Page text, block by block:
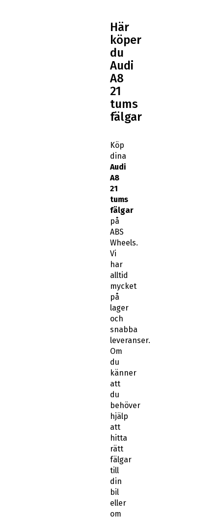
Här
köper
du
Audi
A8
21
tums
fälgar
Köp
dina
Audi
A8
21
tums
fälgar
på
ABS
Wheels.
Vi
har
alltid
mycket
på
lager
och
snabba
leveranser.
Om
du
känner
att
du
behöver
hjälp
att
hitta
rätt
fälgar
till
din
bil
eller
om